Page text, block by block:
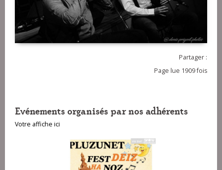
Partager :
Page lue 1909 fois
Evénements organisés par nos adhérents
Votre affiche ici